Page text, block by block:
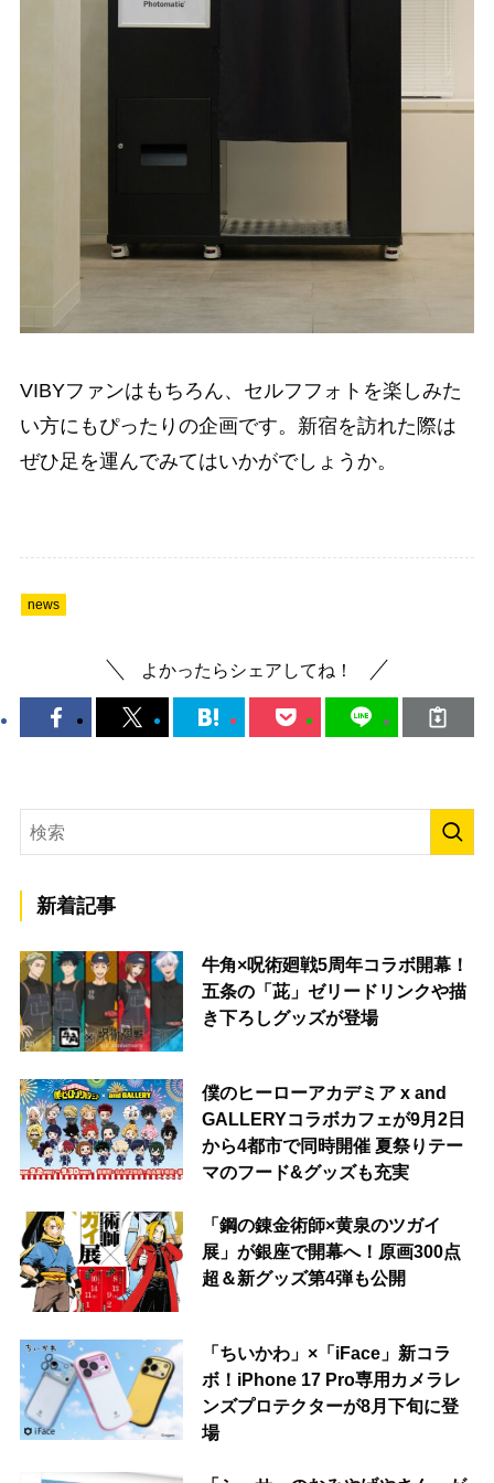
VIBYファンはもちろん、セルフフォトを楽しみた
い方にもぴったりの企画です。新宿を訪れた際は
ぜひ足を運んでみてはいかがでしょうか。
news
よかったらシェアしてね！
新着記事
牛角×呪術廻戦5周年コラボ開幕！
五条の「茈」ゼリードリンクや描
き下ろしグッズが登場
僕のヒーローアカデミア x and
GALLERYコラボカフェが9月2日
から4都市で同時開催 夏祭りテー
マのフード&グッズも充実
「鋼の錬金術師×黄泉のツガイ
展」が銀座で開幕へ！原画300点
超＆新グッズ第4弾も公開
「ちいかわ」×「iFace」新コラ
ボ！iPhone 17 Pro専用カメラレ
ンズプロテクターが8月下旬に登
場